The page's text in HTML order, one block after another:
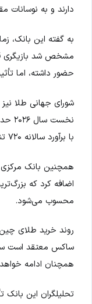
دارند و به
به گفته این بانک،
مشخص شد بازیگری
حضور داشته، اما
شورای جهانی طلا
با برآورد سالانه ۷۲۰ تنی گلدمن ساکس همخوانی دارد.
محسوب می‌شود.
ساکس معتقد است
همچنان ادامه
تحلیلگران این بانک